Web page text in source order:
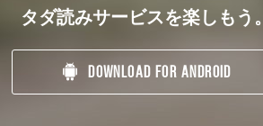
タダ読みサービスを楽しもう。
DOWNLOAD FOR ANDROID